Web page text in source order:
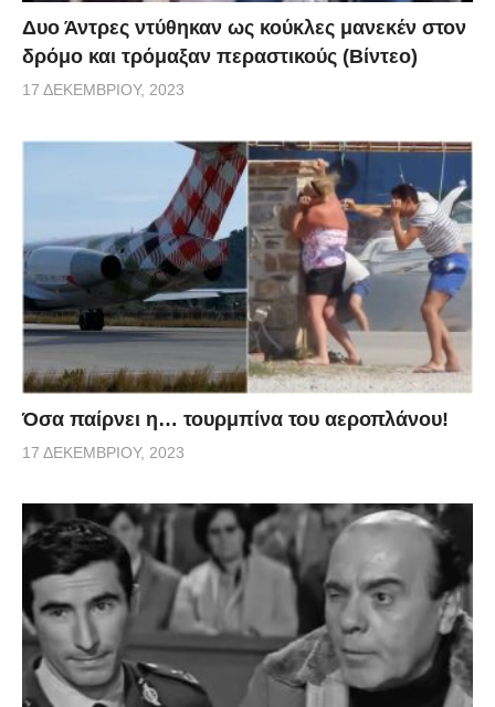
Δυο Άντρες ντύθηκαν ως κούκλες μανεκέν στον
δρόμο και τρόμαξαν περαστικούς (Βίντεο)
17 ΔΕΚΕΜΒΡΊΟΥ, 2023
Όσα παίρνει η… τουρμπίνα του αεροπλάνου!
17 ΔΕΚΕΜΒΡΊΟΥ, 2023